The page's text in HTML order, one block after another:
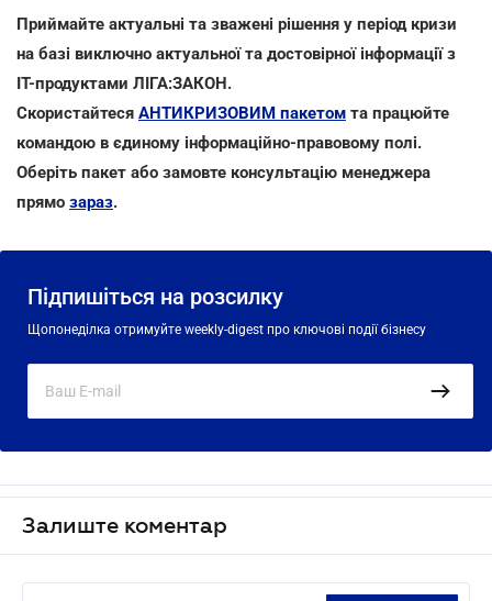
Приймайте актуальні та зважені рішення у період кризи
на базі виключно актуальної та достовірної інформації з
ІТ-продуктами ЛІГА:ЗАКОН.
Скористайтеся АНТИКРИЗОВИМ пакетом та працюйте
командою в єдиному інформаційно-правовому полі.
Оберіть пакет або замовте консультацію менеджера
прямо зараз.
Підпишіться на розсилку
Щопонеділка отримуйте weekly-digest про ключові події бізнесу
Залиште коментар